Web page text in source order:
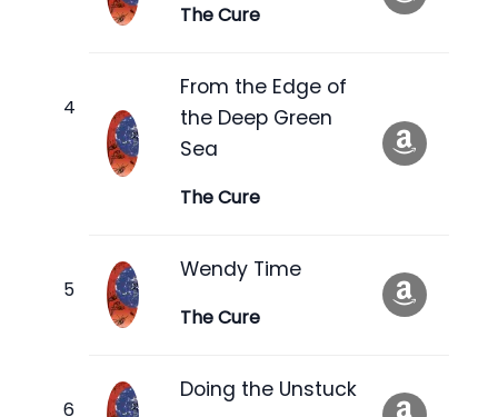
The Cure
From the Edge of
the Deep Green
Sea
The Cure
Wendy Time
The Cure
Doing the Unstuck